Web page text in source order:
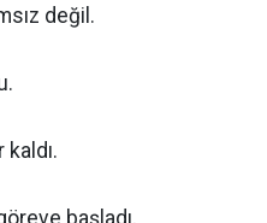
değil.
başladı.